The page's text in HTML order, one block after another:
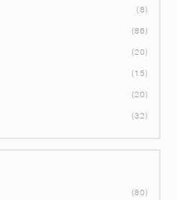
8
86
20
15
20
32
80